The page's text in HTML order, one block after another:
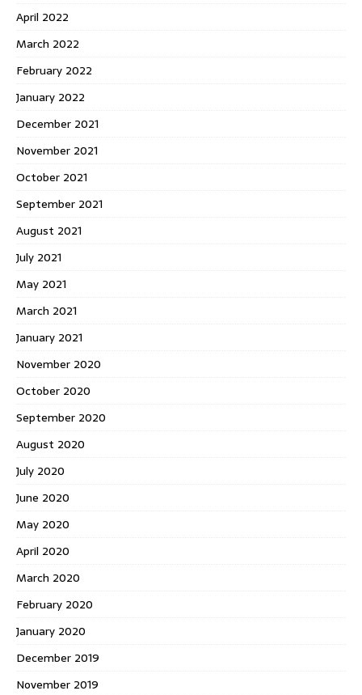
April 2022
March 2022
February 2022
January 2022
December 2021
November 2021
October 2021
September 2021
August 2021
July 2021
May 2021
March 2021
January 2021
November 2020
October 2020
September 2020
August 2020
July 2020
June 2020
May 2020
April 2020
March 2020
February 2020
January 2020
December 2019
November 2019